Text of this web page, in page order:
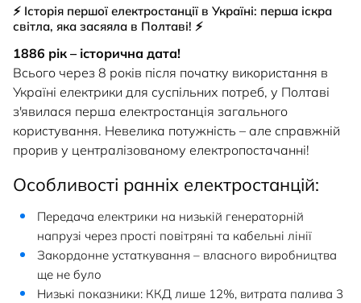
НОВИНИ
КОНТАКТИ
⚡ Історія першої електростанції в Україні: перша іскра
світла, яка засяяла в Полтаві! ⚡
1886 рік – історична дата!
Всього через 8 років після початку використання в
Україні електрики для суспільних потреб, у Полтаві
з'явилася перша електростанція загального
користування. Невелика потужність – але справжній
прорив у централізованому електропостачанні!
Особливості ранніх електростанцій:
Передача електрики на низькій генераторній
напрузі через прості повітряні та кабельні лінії
Закордонне устаткування – власного виробництва
ще не було
Низькі показники: ККД лише 12%, витрата палива 3